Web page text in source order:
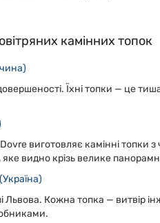
камінних топок
Їхні топки — це
Dovre виготовляє камінні
видно крізь велике
Львова. Кожна топка — витвір